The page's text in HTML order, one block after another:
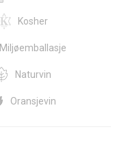
Kosher
Miljøemballasje
Naturvin
Oransjevin